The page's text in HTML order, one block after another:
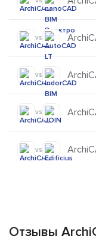
vs
vs
vs
vs
Отзывы